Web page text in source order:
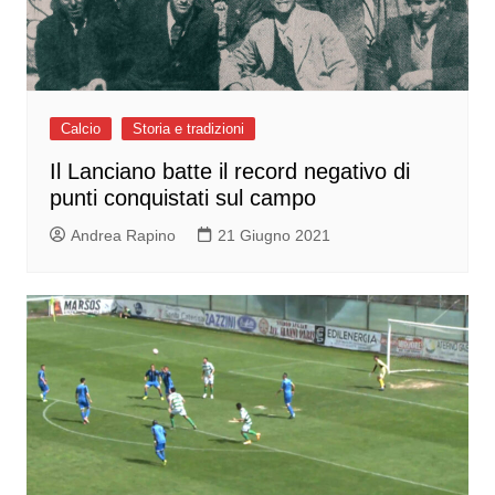
Calcio Storia e tradizioni
Il Lanciano batte il record negativo di
punti conquistati sul campo
Andrea Rapino 21 Giugno 2021